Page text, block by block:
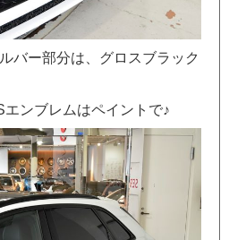
バー部分は、グロスブラック
ンブレムはペイントで♪